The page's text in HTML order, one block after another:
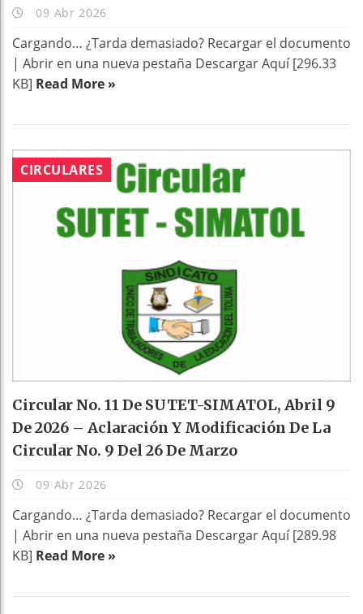
09 Abr 2026
Cargando… ¿Tarda demasiado? Recargar el documento
| Abrir en una nueva pestaña Descargar Aquí [296.33
KB] Read More »
CIRCULARES
Circular No. 11 De SUTET-SIMATOL, Abril 9
De 2026 – Aclaración Y Modificación De La
Circular No. 9 Del 26 De Marzo
09 Abr 2026
Cargando… ¿Tarda demasiado? Recargar el documento
| Abrir en una nueva pestaña Descargar Aquí [289.98
KB] Read More »